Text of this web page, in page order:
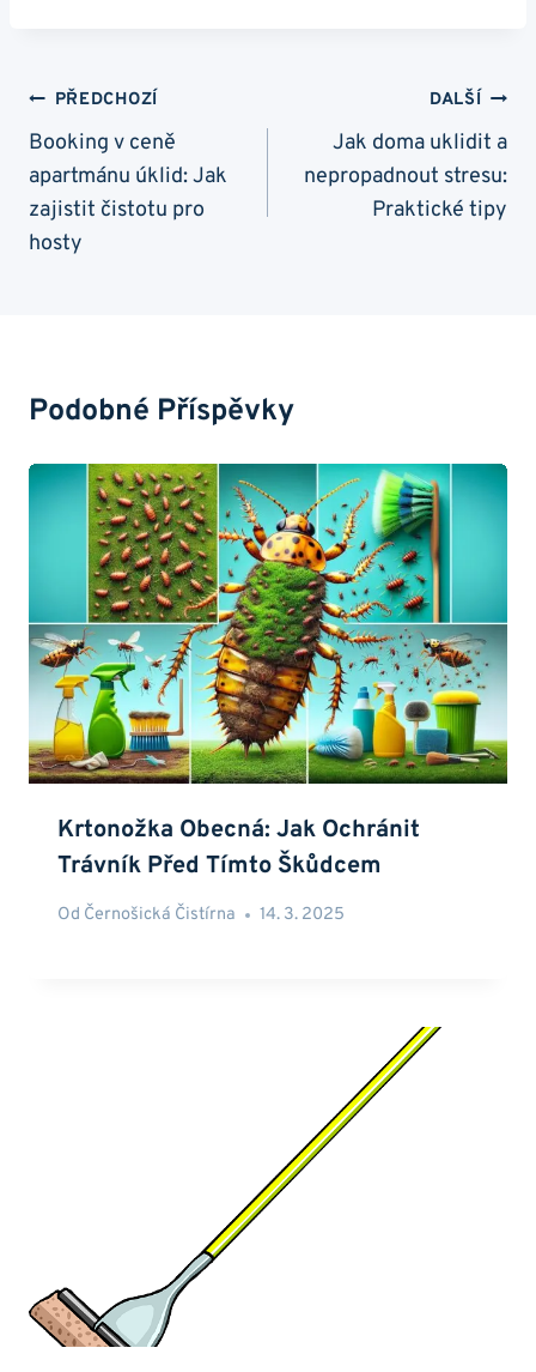
Navigace
Pro
Příspěvek
PŘEDCHOZÍ
Booking v ceně
apartmánu úklid: Jak
zajistit čistotu pro
hosty
DALŠÍ
Jak doma uklidit a
nepropadnout stresu:
Praktické tipy
Podobné Příspěvky
Krtonožka Obecná: Jak Ochránit
Trávník Před Tímto Škůdcem
Od Černošická Čistírna 14. 3. 2025